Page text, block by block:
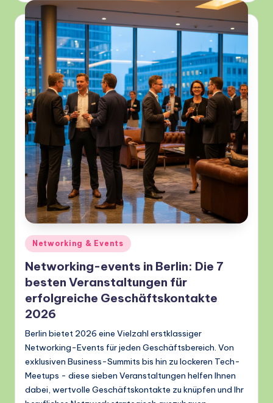
Posted
in
Networking & Events
Networking-events in Berlin: Die 7
besten Veranstaltungen für
erfolgreiche Geschäftskontakte
2026
Berlin bietet 2026 eine Vielzahl erstklassiger
Networking-Events für jeden Geschäftsbereich. Von
exklusiven Business-Summits bis hin zu lockeren Tech-
Meetups - diese sieben Veranstaltungen helfen Ihnen
dabei, wertvolle Geschäftskontakte zu knüpfen und Ihr